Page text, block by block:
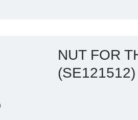
NUT FOR
(SE121512)